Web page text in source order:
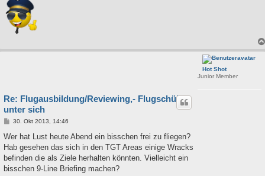
Hot Shot
Junior Member
Re: Flugausbildung/Reviewing,- Flugschüler
unter sich
B
i
r
a
30. Okt 2013, 14:46
Wer hat Lust heute Abend ein bisschen frei zu fliegen?
Hab gesehen das sich in den TGT Areas einige Wracks
befinden die als Ziele herhalten könnten. Vielleicht ein
bisschen 9-Line Briefing machen?